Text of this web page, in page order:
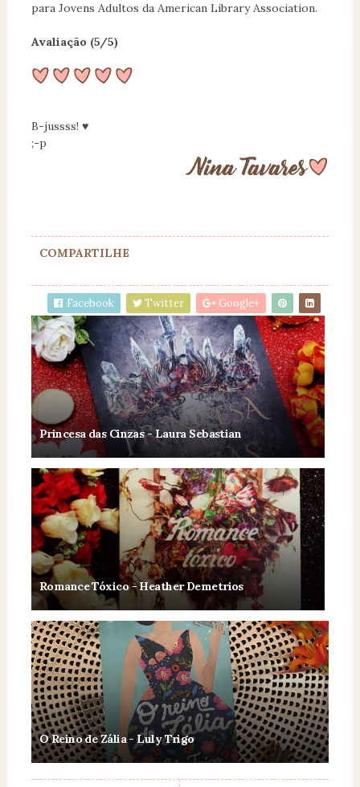
para Jovens Adultos da American Library Association.
Avaliação (5/5)
B-jussss! ♥
;-p
COMPARTILHE
Facebook Twitter Google+
Princesa das Cinzas - Laura Sebastian
Romance Tóxico - Heather Demetrios
O Reino de Zália - Luly Trigo